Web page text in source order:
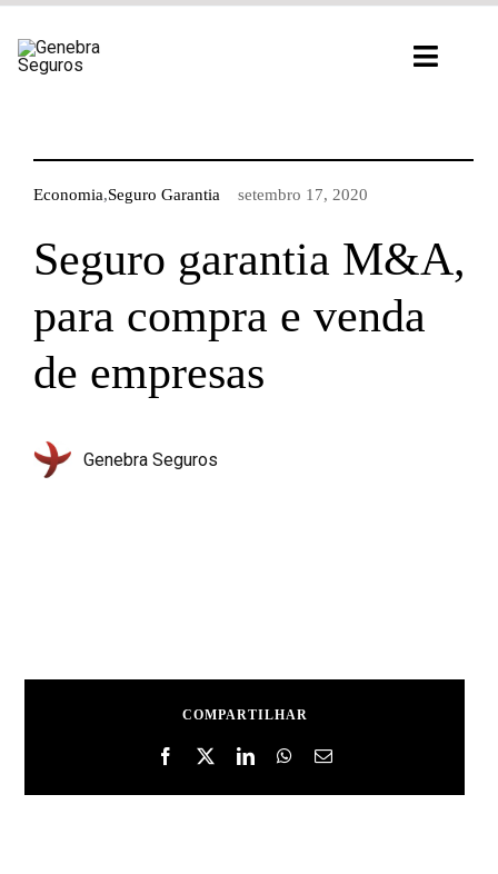
para
Economia,Seguro Garantia setembro 17, 2020
Seguro garantia M&A,
para compra e venda
de empresas
Genebra Seguros
COMPARTILHAR